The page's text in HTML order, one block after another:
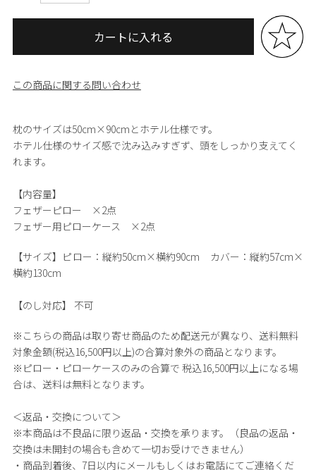
カートに入れる
この商品に関する問い合わせ
枕のサイズは50cm×90cmとホテル仕様です。
ホテル仕様のサイズ感で沈み込みすぎず、頭をしっかり支えてく
れます。
【内容量】
フェザーピロー ×2点
フェザー用ピローケース ×2点
【サイズ】 ピロー：縦約50cm×横約90cm カバー：縦約57cm×
横約130cm
【のし対応】 不可
※こちらの商品は取り寄せ商品のため配送元が異なり、送料無料
対象金額(税込16,500円以上)の合算対象外の商品となります。
※ピロー・ピローケースのみの合算で 税込16,500円以上になる場
合は、送料は無料となります。
＜返品・交換について＞
※本商品は不良品に限り返品・交換を承ります。（良品の返品・
交換は未開封の場合も含めて一切お受けできません）
・商品到着後、7日以内にメールもしくはお電話にてご連絡くだ